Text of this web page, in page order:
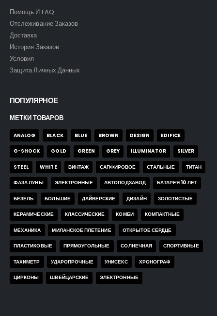
Помощь И FAQ
Отслеживание Заказов
Доставка
История Заказов
Условия
Защита Личных Данных
ПОПУЛЯРНОЕ
МЕТКИ ТОВАРОВ
ANALOG BLACK BLUE BROWN DESIGN EDIFICE
G-SHOCK GOLD GREEN GREY ILLUMINATOR SILVER
STEEL WHITE ВИНТАЖ САПФИРОВОЕ СТАЛЬНЫЕ ТИТАН
ФАЗА ЛУНЫ ЭЛЕКТРОННЫЕ АВТОПОДЗАВОД БАТАРЕЯ 10 ЛЕТ
БЕЗЕЛЬ БОЛЬШИЕ ДАЙВЕРСКИЕ ДИЗАЙН ЗОЛОТИСТЫЕ
КЕРАМИЧЕСКИЕ КЛАССИЧЕСКИЕ КОМБИ КОМПАКТНЫЕ
МЕХАНИКА МИЛАНСКОЕ ПЛЕТЕНИЕ ОТКРЫТОЕ СЕРДЦЕ
ПЛАСТИКОВЫЕ ПРЯМОУГОЛЬНЫЕ СОЛНЕЧНАЯ СПОРТИВНЫЕ
ТАХИМЕТР УДАРОПРОЧНЫЕ УНИСЕКС ХРОНОГРАФ
ЦИРКОНЫ ШВЕЙЦАРСКИЕ ЭЛЕКТРОННЫЕ